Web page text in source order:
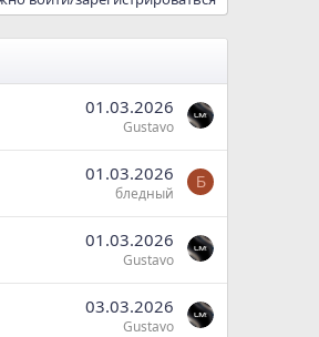
01.03.2026
Gustavo
01.03.2026
бледный
Б
01.03.2026
Gustavo
03.03.2026
Gustavo